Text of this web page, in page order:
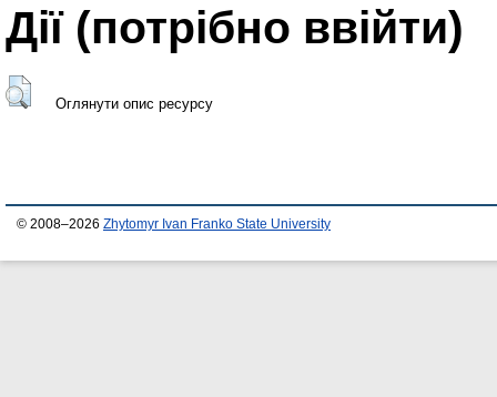
Дії ​​(потрібно ввійти)
Оглянути опис ресурсу
© 2008–2026 Zhytomyr Ivan Franko State University